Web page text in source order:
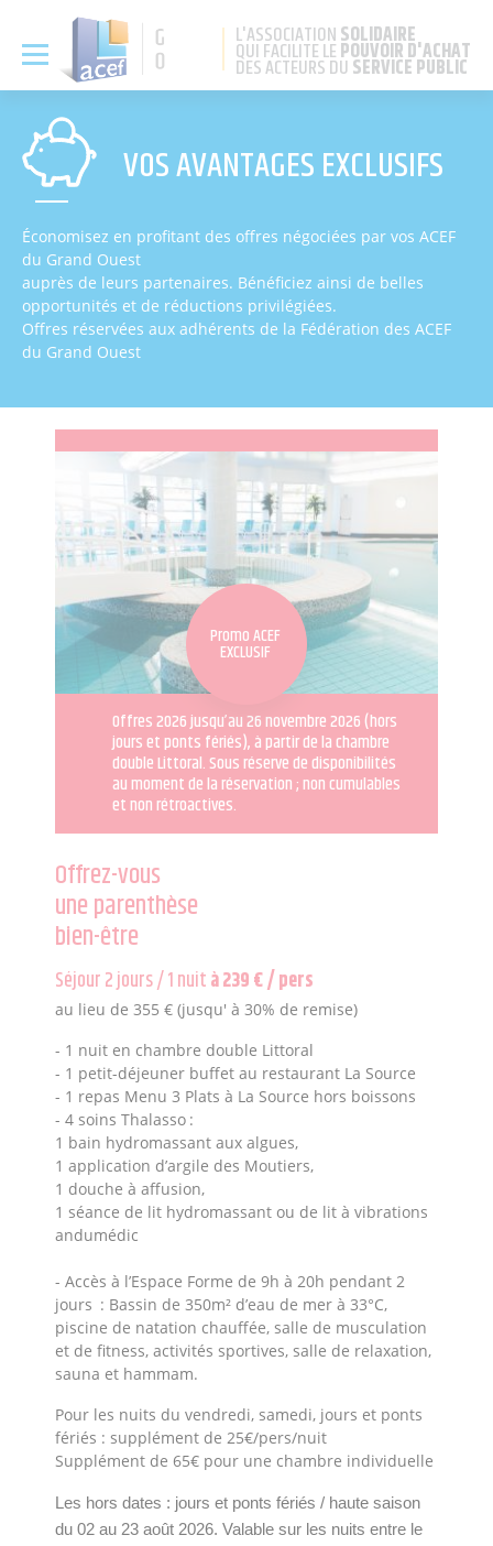
L'ASSOCIATIONSOLIDAIRE
QUI FACILITE LEPOUVOIR D'ACHAT
DES ACTEURS DUSERVICE PUBLIC
VOS AVANTAGES EXCLUSIFS
Économisez en profitant des offres négociées par vos ACEF
du Grand Ouest
auprès de leurs partenaires. Bénéficiez ainsi de belles
opportunités et de réductions privilégiées.
Offres réservées aux adhérents de la Fédération des ACEF
du Grand Ouest
Promo ACEF
EXCLUSIF
Offres 2026 jusqu’au 26 novembre 2026 (hors
jours et ponts fériés), à partir de la chambre
double Littoral. Sous réserve de disponibilités
au moment de la réservation ; non cumulables
et non rétroactives.
Offrez-vous
une parenthèse
bien-être
Séjour 2 jours / 1 nuità 239 € / pers
au lieu de 355 € (jusqu' à 30% de remise)
- 1 nuit en chambre double Littoral
- 1 petit-déjeuner buffet au restaurant La Source
- 1 repas Menu 3 Plats à La Source hors boissons
- 4 soins Thalasso :
1 bain hydromassant aux algues,
1 application d’argile des Moutiers,
1 douche à affusion,
1 séance de lit hydromassant ou de lit à vibrations
andumédic
- Accès à l’Espace Forme de 9h à 20h pendant 2
jours : Bassin de 350m² d’eau de mer à 33°C,
piscine de natation chauffée, salle de musculation
et de fitness, activités sportives, salle de relaxation,
sauna et hammam.
Pour les nuits du vendredi, samedi, jours et ponts
fériés : supplément de 25€/pers/nuit
Supplément de 65€ pour une chambre individuelle
Les hors dates : jours et ponts fériés / haute saison
du 02 au 23 août 2026. Valable sur les nuits entre le
Panneau de gestion des cookies